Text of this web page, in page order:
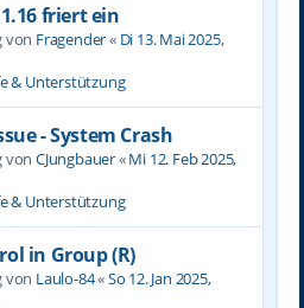
friert ein
von Fragender« Di 13. Mai 2025,
& Unterstützung
- System Crash
von CJungbauer«Mi 12. Feb 2025,
& Unterstützung
in Group (R)
von Laulo-84«So 12. Jan 2025,